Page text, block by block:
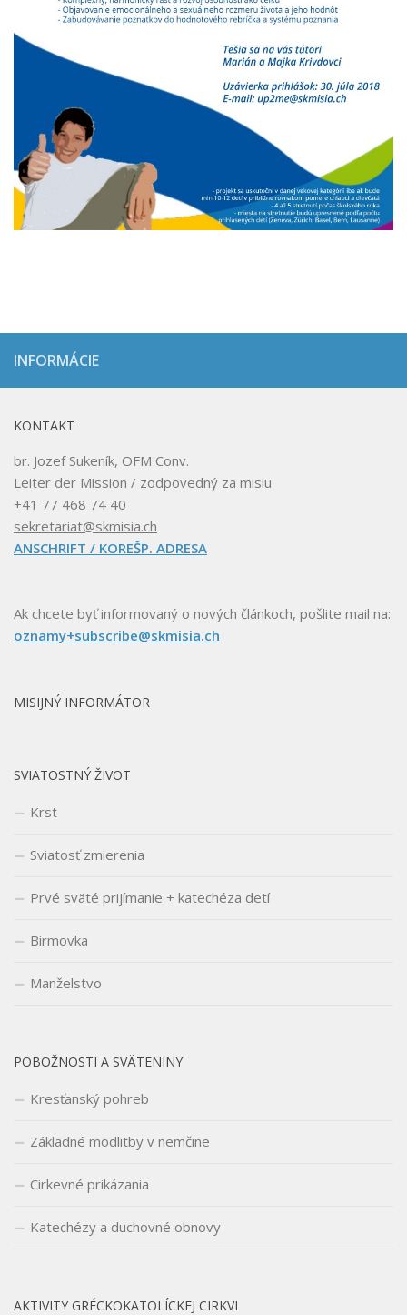
INFORMÁCIE
KONTAKT
br. Jozef Sukeník, OFM Conv.
Leiter der Mission / zodpovedný za misiu
+41 77 468 74 40
sekretariat@skmisia.ch
ANSCHRIFT / KOREŠP. ADRESA
Ak chcete byť informovaný o nových článkoch, pošlite mail na:
oznamy+subscribe@skmisia.ch
MISIJNÝ INFORMÁTOR
SVIATOSTNÝ ŽIVOT
Krst
Sviatosť zmierenia
Prvé sväté prijímanie + katechéza detí
Birmovka
Manželstvo
POBOŽNOSTI A SVÄTENINY
Kresťanský pohreb
Základné modlitby v nemčine
Cirkevné prikázania
Katechézy a duchovné obnovy
AKTIVITY GRÉCKOKATOLÍCKEJ CIRKVI